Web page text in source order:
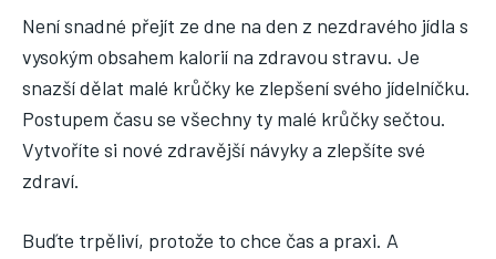
Není snadné přejít ze dne na den z nezdravého jídla s
vysokým obsahem kalorií na zdravou stravu. Je
snazší dělat malé krůčky ke zlepšení svého jídelníčku.
Postupem času se všechny ty malé krůčky sečtou.
Vytvoříte si nové zdravější návyky a zlepšíte své
zdraví.
Buďte trpěliví, protože to chce čas a praxi. A